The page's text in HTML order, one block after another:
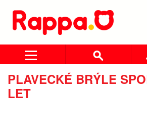
PLAVECKÉ BRÝLE
LET